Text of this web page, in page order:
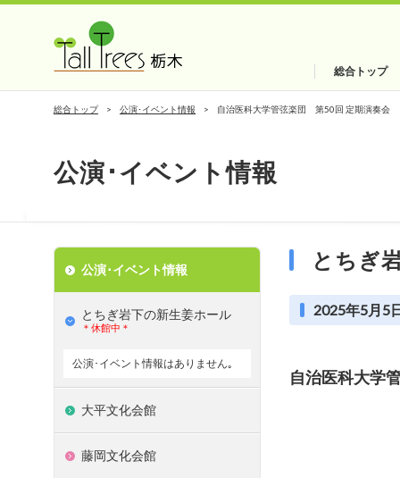
総合トップ
総合トップ 公演･イベント情報 自治医科大学管弦楽団 第50回 定期演奏会
公演･イベント情報
とちぎ
2025年5月5
自治医科大学
公演･イベント情報
とちぎ岩下の新⽣姜ホール
＊休館中＊
公演･イベント情報はありません｡
大平文化会館
藤岡文化会館